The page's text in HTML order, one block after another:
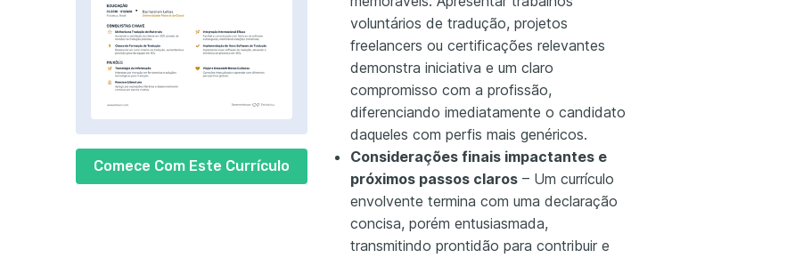
Comece Com Este Currículo
voluntários de tradução, projetos
freelancers ou certificações relevantes
demonstra iniciativa e um claro
compromisso com a profissão,
diferenciando imediatamente o candidato
daqueles com perfis mais genéricos.
Considerações finais impactantes e
próximos passos claros – Um currículo
envolvente termina com uma declaração
concisa, porém entusiasmada,
transmitindo prontidão para contribuir e